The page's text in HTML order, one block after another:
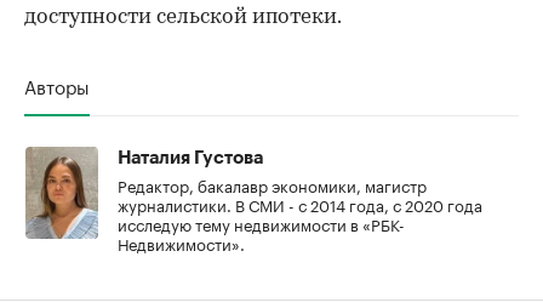
доступности сельской ипотеки.
Авторы
Наталия Густова
Редактор, бакалавр экономики, магистр
журналистики. В СМИ - с 2014 года, с 2020 года
исследую тему недвижимости в «РБК-
Недвижимости».